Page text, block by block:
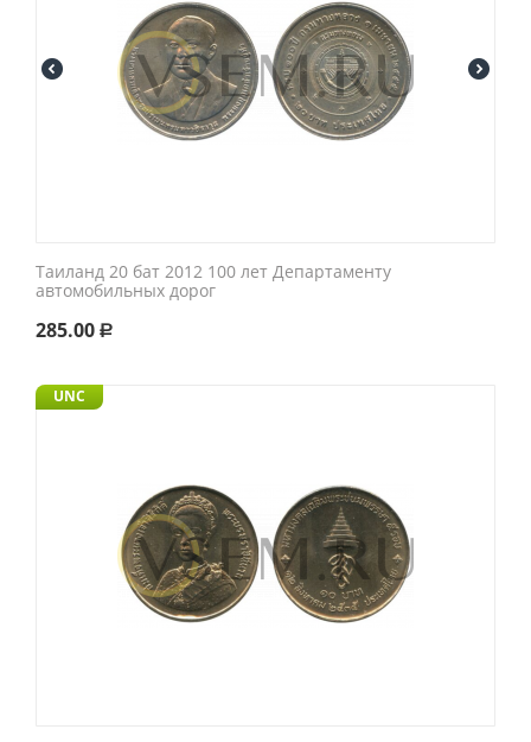
Таиланд 20 бат 2012 100 лет Департаменту
автомобильных дорог
285.00 Р
UNC